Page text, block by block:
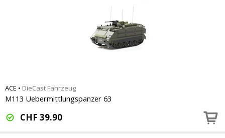
ACE • DieCast Fahrzeug
M113 Uebermittlungspanzer 63
CHF 39.90